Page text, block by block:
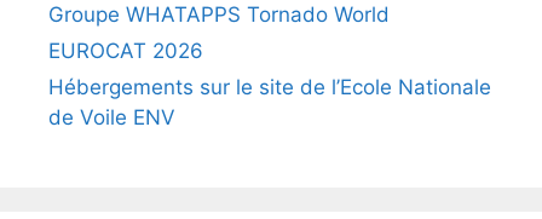
Groupe WHATAPPS Tornado World
EUROCAT 2026
Hébergements sur le site de l’Ecole Nationale
de Voile ENV